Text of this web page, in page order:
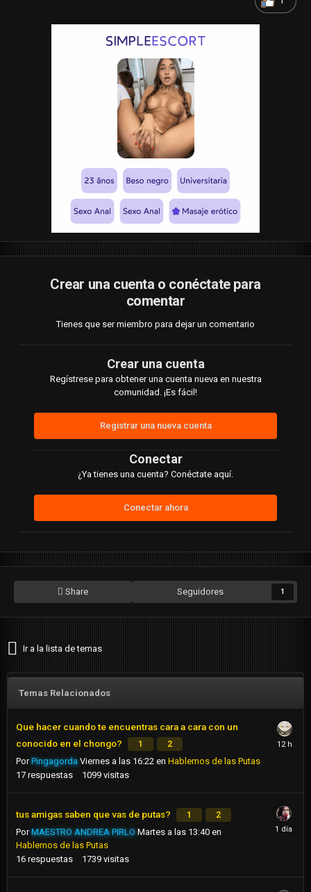
Crear una cuenta o conéctate para
comentar
Tienes que ser miembro para dejar un comentario
Crear una cuenta
Regístrese para obtener una cuenta nueva en nuestra
comunidad. ¡Es fácil!
Registrar una nueva cuenta
Conectar
¿Ya tienes una cuenta? Conéctate aquí.
Conectar ahora
Share Seguidores 1
Ir a la lista de temas
Temas Relacionados
Que hacer cuando te encuentras cara a cara con un
conocido en el chongo?
1 2
PorPingagorda Viernes a las 16:22 en Hablemos de las Putas
17 respuestas 1099 visitas
tus amigas saben que vas de putas? 1 2
PorMAESTRO ANDREA PIRLO Martes a las 13:40 en
Hablemos de las Putas
16 respuestas 1739 visitas